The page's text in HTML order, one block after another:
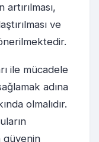
ve
ile mücadele
adına
olmalıdır.
güvenin